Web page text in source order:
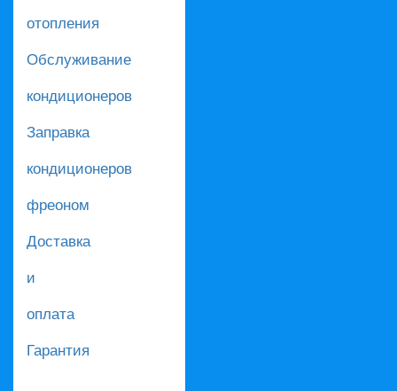
отопления
Обслуживание
кондиционеров
Заправка
кондиционеров
фреоном
Доставка
и
оплата
Гарантия